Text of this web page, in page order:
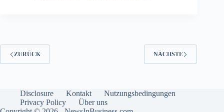
ZURÜCK NÄCHSTE
Disclosure Kontakt
Nutzungsbedingungen
Privacy Policy
Über uns